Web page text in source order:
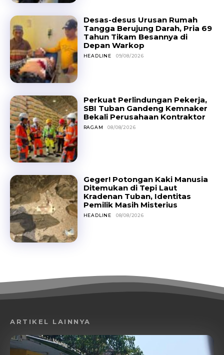
Desas-desus Urusan Rumah
Tangga Berujung Darah, Pria 69
Tahun Tikam Besannya di
Depan Warkop
HEADLINE 09/08/2026
Perkuat Perlindungan Pekerja,
SBI Tuban Gandeng Kemnaker
Bekali Perusahaan Kontraktor
RAGAM 08/08/2026
Geger! Potongan Kaki Manusia
Ditemukan di Tepi Laut
Kradenan Tuban, Identitas
Pemilik Masih Misterius
HEADLINE 08/08/2026
ARTIKEL LAINNYA